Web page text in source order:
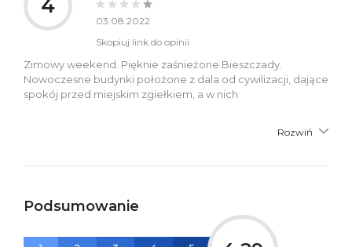
4
03.08.2022
Skopiuj link do opinii
Zimowy weekend. Pięknie zaśnieżone Bieszczady.
Nowoczesne budynki położone z dala od cywilizacji, dające
spokój przed miejskim zgiełkiem, a w nich
Rozwiń
Podsumowanie